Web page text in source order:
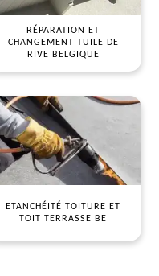
RÉPARATION ET
CHANGEMENT TUILE DE
RIVE BELGIQUE
ETANCHÉITÉ TOITURE ET
TOIT TERRASSE BE